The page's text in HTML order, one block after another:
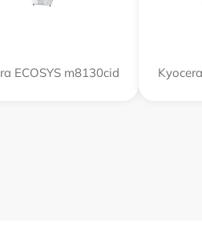
ECOSYS m8130cid